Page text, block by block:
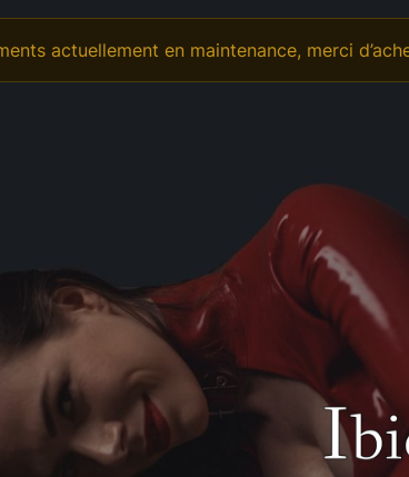
actuellement en maintenance, merci
Vidéos Vidéo Personnalisée